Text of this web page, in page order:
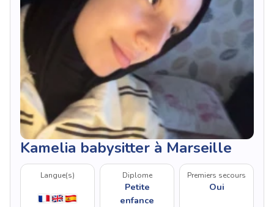
Kamelia babysitter à Marseille
Langue(s) Diplome
Petite
enfance
Premiers secours
Oui